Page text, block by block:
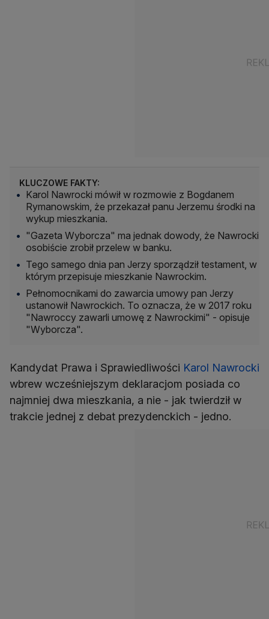
KLUCZOWE FAKTY:
Karol Nawrocki mówił w rozmowie z Bogdanem
Rymanowskim, że przekazał panu Jerzemu środki na
wykup mieszkania.
"Gazeta Wyborcza" ma jednak dowody, że Nawrocki
osobiście zrobił przelew w banku.
Tego samego dnia pan Jerzy sporządził testament, w
którym przepisuje mieszkanie Nawrockim.
Pełnomocnikami do zawarcia umowy pan Jerzy
ustanowił Nawrockich. To oznacza, że w 2017 roku
"Nawroccy zawarli umowę z Nawrockimi" - opisuje
"Wyborcza".
Kandydat Prawa i Sprawiedliwości Karol Nawrocki
wbrew wcześniejszym deklaracjom posiada co
najmniej dwa mieszkania, a nie - jak twierdził w
trakcie jednej z debat prezydenckich - jedno.